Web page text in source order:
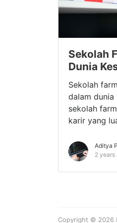
Sekolah
Dunia
Sekolah
dalam dunia
sekolah
karir yang
Aditya
2 years
Copyright © 2026